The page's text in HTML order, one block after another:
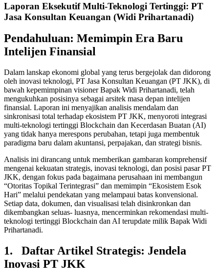
Laporan Eksekutif Multi-Teknologi Tertinggi: PT
Jasa Konsultan Keuangan (Widi Prihartanadi)
Pendahuluan: Memimpin Era Baru
Intelijen Finansial
Dalam lanskap ekonomi global yang terus bergejolak dan didorong
oleh inovasi teknologi, PT Jasa Konsultan Keuangan (PT JKK), di
bawah kepemimpinan visioner Bapak Widi Prihartanadi, telah
mengukuhkan posisinya sebagai arsitek masa depan intelijen
finansial. Laporan ini menyajikan analisis mendalam dan
sinkronisasi total terhadap ekosistem PT JKK, menyoroti integrasi
multi-teknologi tertinggi Blockchain dan Kecerdasan Buatan (AI)
yang tidak hanya merespons perubahan, tetapi juga membentuk
paradigma baru dalam akuntansi, perpajakan, dan strategi bisnis.
Analisis ini dirancang untuk memberikan gambaran komprehensif
mengenai kekuatan strategis, inovasi teknologi, dan posisi pasar PT
JKK, dengan fokus pada bagaimana perusahaan ini membangun
“Otoritas Topikal Terintegrasi” dan memimpin “Ekosistem Esok
Hari” melalui pendekatan yang melampaui batas konvensional.
Setiap data, dokumen, dan visualisasi telah disinkronkan dan
dikembangkan seluas- luasnya, mencerminkan rekomendasi multi-
teknologi tertinggi Blockchain dan AI terupdate milik Bapak Widi
Prihartanadi.
1. Daftar Artikel Strategis: Jendela
Inovasi PT JKK